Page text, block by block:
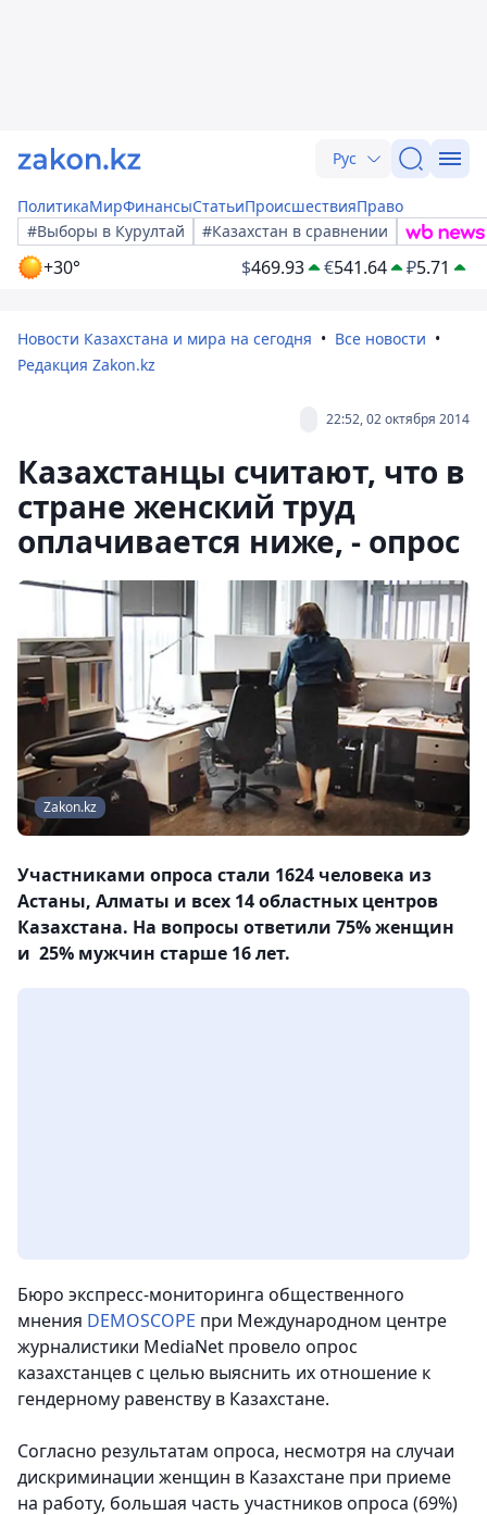
Рус
ПолитикаМирФинансыСтатьиПроисшествияПраво
#Выборы в Курултай
#Казахстан в сравнении
+30° $469.93 €541.64 ₽5.71
Новости Казахстана и мира на сегодня
Все новости
Редакция Zakon.kz
22:52, 02 октября 2014
Казахстанцы считают, что в
стране женский труд
оплачивается ниже, - опрос
Zakon.kz
Участниками опроса стали 1624 человека из
Астаны, Алматы и всех 14 областных центров
Казахстана. На вопросы ответили 75% женщин
и 25% мужчин старше 16 лет.
Бюро экспресс-мониторинга общественного
мнения DEMOSCOPE при Международном центре
журналистики MediaNet провело опрос
казахстанцев c целью выяснить их отношение к
гендерному равенству в Казахстане.
Согласно результатам опроса, несмотря на случаи
дискриминации женщин в Казахстане при приеме
на работу, большая часть участников опроса (69%)